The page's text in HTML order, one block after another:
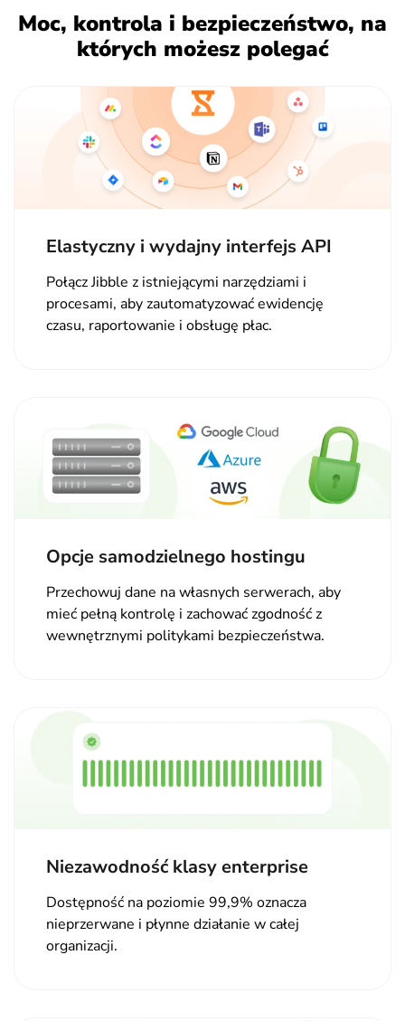
Moc, kontrola i bezpieczeństwo, na
których możesz polegać
Elastyczny i wydajny interfejs API
Połącz Jibble z istniejącymi narzędziami i
procesami, aby zautomatyzować ewidencję
czasu, raportowanie i obsługę płac.
Opcje samodzielnego hostingu
Przechowuj dane na własnych serwerach, aby
mieć pełną kontrolę i zachować zgodność z
wewnętrznymi politykami bezpieczeństwa.
Niezawodność klasy enterprise
Dostępność na poziomie 99,9% oznacza
nieprzerwane i płynne działanie w całej
organizacji.